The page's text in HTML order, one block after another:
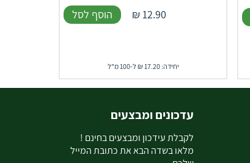
12.90
₪ הוסף לסל
יחידה: 17.20 ₪ ל-100 מ"ל
עדכונים ומבצעים
לקבלת עידכון ומבצעים בחינם !
מלאו בשדה הבא את כתובת המייל